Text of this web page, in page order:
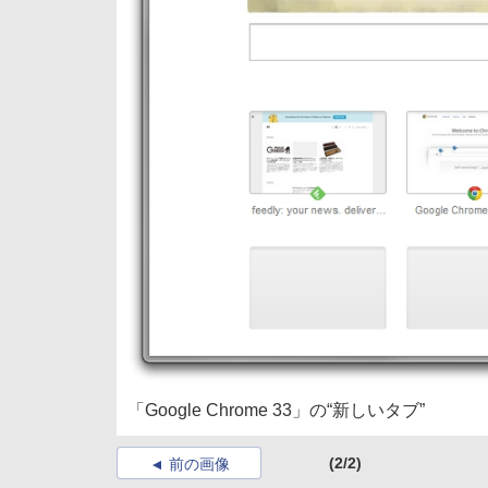
「Google Chrome 33」の“新しいタブ”
前の画像 (2/2)